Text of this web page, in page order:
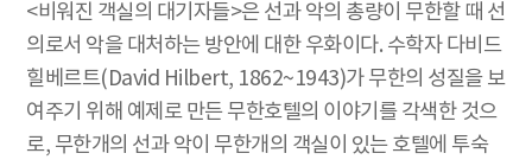
<비워진 객실의 대기자들>은 선과 악의 총량이 무한할 때 선
의로서 악을 대처하는 방안에 대한 우화이다. 수학자 다비드
힐베르트(David Hilbert, 1862~1943)가 무한의 성질을 보
여주기 위해 예제로 만든 무한호텔의 이야기를 각색한 것으
로, 무한개의 선과 악이 무한개의 객실이 있는 호텔에 투숙